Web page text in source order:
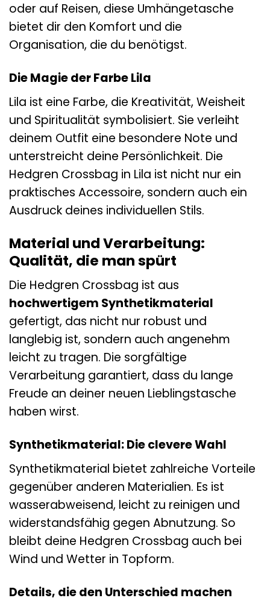
oder auf Reisen, diese Umhängetasche
bietet dir den Komfort und die
Organisation, die du benötigst.
Die Magie der Farbe Lila
Lila ist eine Farbe, die Kreativität, Weisheit
und Spiritualität symbolisiert. Sie verleiht
deinem Outfit eine besondere Note und
unterstreicht deine Persönlichkeit. Die
Hedgren Crossbag in Lila ist nicht nur ein
praktisches Accessoire, sondern auch ein
Ausdruck deines individuellen Stils.
Material und Verarbeitung:
Qualität, die man spürt
Die Hedgren Crossbag ist aus
hochwertigem Synthetikmaterial
gefertigt, das nicht nur robust und
langlebig ist, sondern auch angenehm
leicht zu tragen. Die sorgfältige
Verarbeitung garantiert, dass du lange
Freude an deiner neuen Lieblingstasche
haben wirst.
Synthetikmaterial: Die clevere Wahl
Synthetikmaterial bietet zahlreiche Vorteile
gegenüber anderen Materialien. Es ist
wasserabweisend, leicht zu reinigen und
widerstandsfähig gegen Abnutzung. So
bleibt deine Hedgren Crossbag auch bei
Wind und Wetter in Topform.
Details, die den Unterschied machen